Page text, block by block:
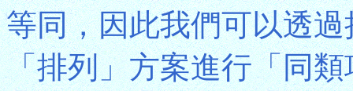
等同，因此我們可以透
「排列」方案進行「同